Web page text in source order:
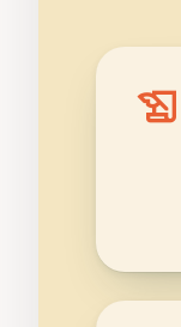
history_edu